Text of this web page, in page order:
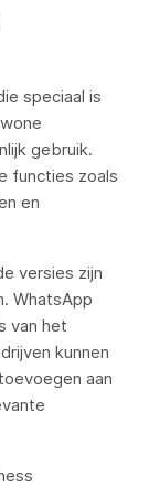
speciaal is
gebruik.
functies zoals
en
versies zijn
WhatsApp
van het
kunnen
aan